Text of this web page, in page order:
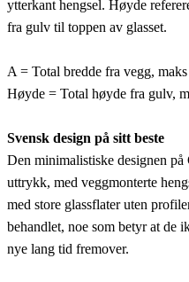
ytterkant hengsel. Høyde
fra gulv til toppen av glasset.
A = Total bredde fra vegg,
Høyde = Total høyde fra gulv,
Svensk design på sitt beste
Den minimalistiske designen
uttrykk, med veggmonterte
med store glassflater uten
behandlet, noe som betyr at de
nye lang tid fremover.